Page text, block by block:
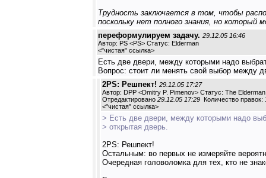
Трудность заключается в том, чтобы
поскольку нет полного знания, но который
переформулируем задачу. 29.12.05 16:46
Автор: PS <PS> Статус: Elderman
<"чистая" ссылка>
Есть две двери, между которыми надо
Вопрос: стоит ли менять свой выбор между
2PS: Решпект! 29.12.05 17:27
Автор: DPP <Dmitry P. Pimenov> Статус: The Elderman
Отредактировано 29.12.05 17:29 Количество правок:
<"чистая" ссылка>
> Есть две двери, между которыми надо
> открытая дверь.
2PS: Решпект!
Остальным: во первых не измеряйте
Очередная головоломка для тех, кто не